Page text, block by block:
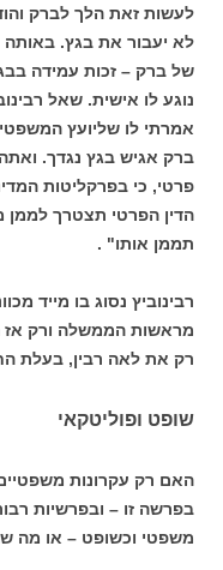
לעשות זאת הלך לברק
לא יעבור את בגץ.
של ברק – זכות עמידה
נוגע לו אישית. שאל
אמרתי לו שליועץ
ברק אגיש בגץ נגדך.
פרטי, כי בפרקליטות
הדין הפרטי תצטרך
תממן אותו" .
רבינוביץ נסוג בו מייד
מראשות הממשלה ורק אז
רק את לאה רבין, בעלת
שופט ופוליטקאי
האם רק עקרונות
בפרשה זו – ובפרשיות
משפטי וכשופט – או מה